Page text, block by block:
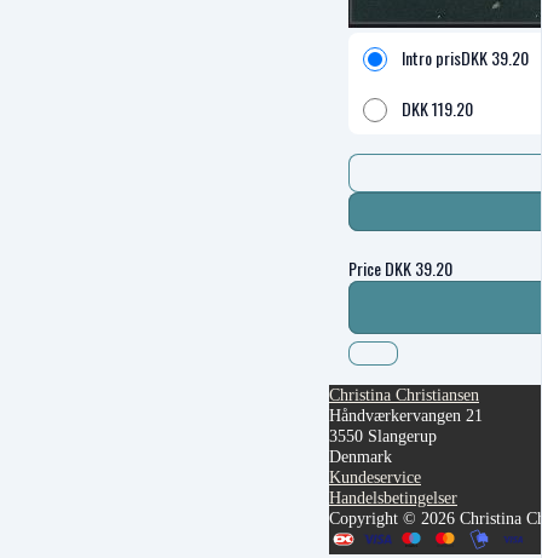
Intro prisDKK39.20
DKK119.20
PriceDKK39.20
Christina Christiansen
Håndværkervangen 21
3550 Slangerup
Denmark
Kundeservice
Handelsbetingelser
Copyright © 2026 Christina